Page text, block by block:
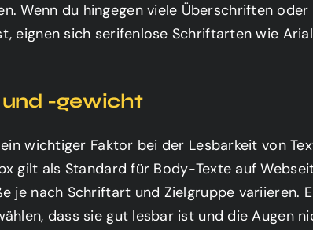
Wenn du hingegen viele Überschriften oder
eignen sich serifenlose Schriftarten wie
-gewicht
wichtiger Faktor bei der Lesbarkeit von
gilt als Standard für Body-Texte auf
je nach Schriftart und Zielgruppe variieren.
dass sie gut lesbar ist und die Augen